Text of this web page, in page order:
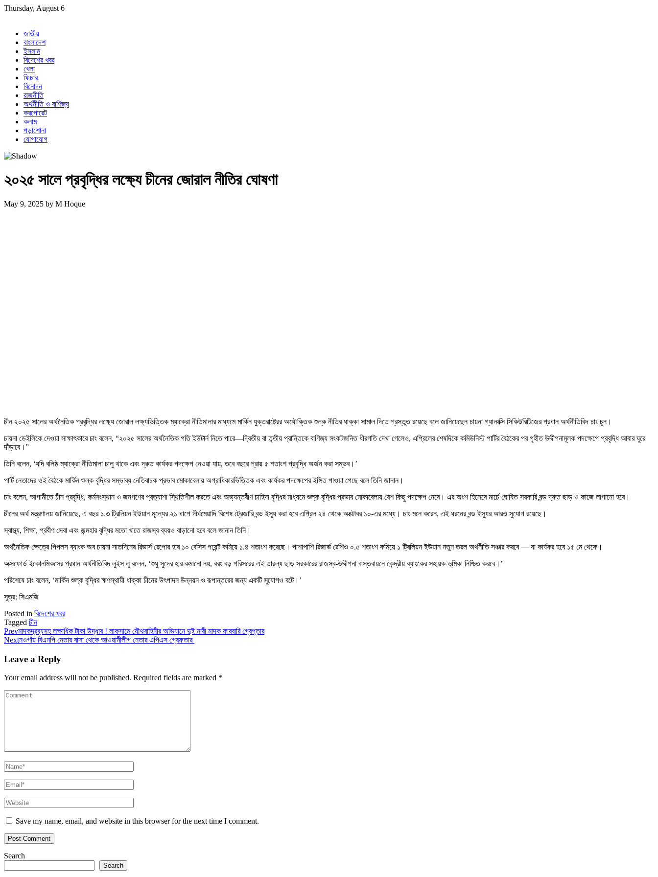
Skip
Thursday, August 6
জাতীয়
বাংলাদেশ
ইসলাম
বিদেশের খবর
খেলা
ফিচার
বিনোদন
রাজনীতি
অর্থনীতি ও বাণিজ্য
করপোরেট
কলাম
পড়াশোনা
যোগাযোগ
২০২৫ সালে প্রবৃদ্ধির লক্ষ্যে চীনের জোরাল নীতির ঘোষণা
May 9, 2025 by M Hoque
চীন ২০২৫ সালের অর্থনৈতিক প্রবৃদ্ধির লক্ষ্যে জোরাল লক্ষ্যভিত্তিক ম্যাক্রো নীতিমালার মাধ্যমে মার্কিন যুক্তরাষ্ট্রের অযৌক্তিক শুল্ক নীতির ধাক্কা সামাল দিতে প্রস্তুত রয়েছে বলে জানিয়েছেন চায়না গ্যালাক্সি সিকিউরিটিজের প্রধান অর্থনীতিবিদ চাং চুন।
চায়না ডেইলিকে দেওয়া সাক্ষাৎকারে চাং বলেন, “২০২৫ সালের অর্থনৈতিক গতি ইউটার্ন নিতে পারে—দ্বিতীয় বা তৃতীয় প্রান্তিকে বাণিজ্য সংকটজনিত ধীরগতি দেখা গেলেও, এপ্রিলের শেষদিকে কমিউনিস্ট পার্টির বৈঠকের পর গৃহীত উদ্দীপনামূলক পদক্ষেপে প্রবৃদ্ধি আবার ঘুরে
দাঁড়াবে।”
তিনি বলেন, ‘যদি বলিষ্ঠ ম্যাক্রো নীতিমালা চালু থাকে এবং দ্রুত কার্যকর পদক্ষেপ নেওয়া যায়, তবে বছরে প্রায় ৫ শতাংশ প্রবৃদ্ধি অর্জন করা সম্ভব।’
পার্টি নেতাদের ওই বৈঠকে মার্কিন শুল্ক বৃদ্ধির সম্ভাব্য নেতিবাচক প্রভাব মোকাবেলায় অগ্রাধিকারভিত্তিক এবং কার্যকর পদক্ষেপের ইঙ্গিত পাওয়া গেছে বলে তিনি জানান।
চাং বলেন, আগামীতে চীন প্রবৃদ্ধি, কর্মসংস্থান ও জনগণের প্রত্যাশা স্থিতিশীল করতে এবং অভ্যন্তরীণ চাহিদা বৃদ্ধির মাধ্যমে শুল্ক বৃদ্ধির প্রভাব মোকাবেলায় বেশ কিছু পদক্ষেপ নেবে। এর অংশ হিসেবে মার্চে ঘোষিত সরকারি বন্ড দ্রুত ছাড় ও কাজে লাগানো হবে।
চীনের অর্থ মন্ত্রণালয় জানিয়েছে, এ বছর ১.৩ ট্রিলিয়ন ইউয়ান মূল্যের ২১ ধাপে দীর্ঘমেয়াদি বিশেষ ট্রেজারি বন্ড ইস্যু করা হবে এপ্রিল ২৪ থেকে অক্টোবর ১০-এর মধ্যে। চাং মনে করেন, এই ধরনের বন্ড ইস্যুর আরও সুযোগ রয়েছে।
স্বাস্থ্য, শিক্ষা, প্রবীণ সেবা এবং জন্মহার বৃদ্ধির মতো খাতে রাজস্ব ব্যয়ও বাড়ানো হবে বলে জানান তিনি।
অর্থনৈতিক ক্ষেত্রে পিপলস ব্যাংক অব চায়না সাতদিনের রিভার্স রেপোর হার ১০ বেসিস পয়েন্ট কমিয়ে ১.৪ শতাংশ করেছে। পাশাপাশি রিজার্ভ রেশিও ০.৫ শতাংশ কমিয়ে ১ ট্রিলিয়ন ইউয়ান নতুন তরল অর্থনীতি সঞ্চার করবে — যা কার্যকর হবে ১৫ মে থেকে।
অক্সফোর্ড ইকোনমিকসের প্রধান অর্থনীতিবিদ লুইস লু বলেন, ‘শুধু সুদের হার কমানো নয়, বরং বড় পরিসরের এই তারল্য ছাড় সরকারের রাজস্ব-উদ্দীপনা বাস্তবায়নে কেন্দ্রীয় ব্যাংকের সহায়ক ভূমিকা নিশ্চিত করবে।’
পরিশেষে চাং বলেন, ‘মার্কিন শুল্ক বৃদ্ধির ক্ষণস্থায়ী ধাক্কা চীনের উৎপাদন উন্নয়ন ও রূপান্তরের জন্য একটি সুযোগও বটে।’
সূত্র: সিএমজি
Posted in বিদেশের খবর
Tagged চীন
Prevমাদকদ্রব্যসহ লক্ষাধিক টাকা উদ্ধার ! লাকসামে যৌথবাহিনীর অভিযানে দুই নারী মাদক কারবারি গ্রেপ্তার
Nextনওগাঁয় বিএনপি নেতার বাসা থেকে আওয়ামীলীগ নেতার এপিএস গ্রেফতার
Leave a Reply
Your email address will not be published. Required fields are marked *
Save my name, email, and website in this browser for the next time I comment.
Search
Search